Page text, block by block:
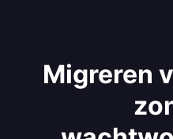
Migreren